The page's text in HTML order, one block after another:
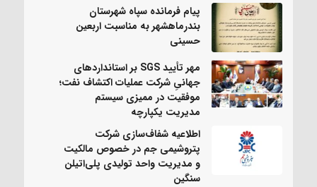
پیام فرمانده سپاه شهرستان
بندرماهشهر به مناسبت اربعین
حسینی
مهر تأیید SGS بر استانداردهای
جهانیِ شرکت عملیات اکتشاف نفت؛
موفقیت در ممیزی سیستم
مدیریت یکپارچه
اطلاعیه شفاف‌سازی شرکت
پتروشیمی جم در خصوص مالکیت
و مدیریت واحد تولیدی پلی‌اتیلن
سنگین